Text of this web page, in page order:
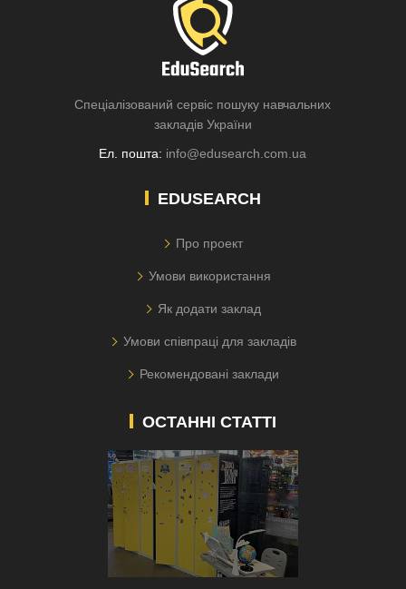
Спеціалізований сервіс пошуку навчальних
закладів України
Ел. пошта: info@edusearch.com.ua
EDUSEARCH
Про проект
Умови використання
Як додати заклад
Умови співпраці для закладів
Рекомендовані заклади
ОСТАННІ СТАТТІ